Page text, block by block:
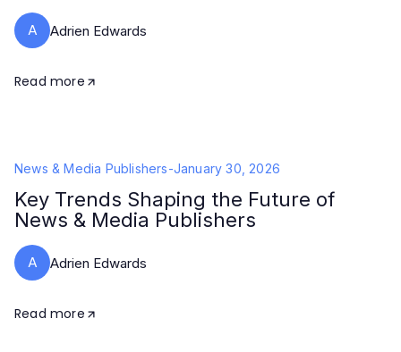
A Adrien Edwards
Read more
News & Media Publishers-January 30, 2026
Key Trends Shaping the Future of
News & Media Publishers
A Adrien Edwards
Read more